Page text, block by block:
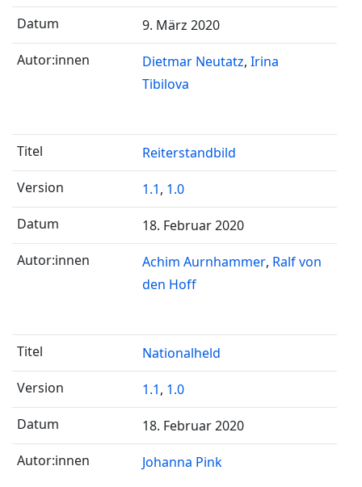
9. März 2020
Dietmar Neutatz Irina
Tibilova
Reiterstandbild
1.1, 1.0
18. Februar 2020
Achim Aurnhammer Ralf von
den Hoff
Nationalheld
1.1, 1.0
18. Februar 2020
Johanna Pink